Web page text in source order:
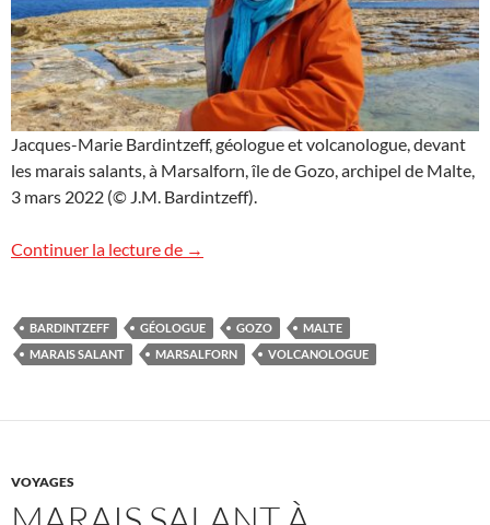
Jacques-Marie Bardintzeff, géologue et volcanologue, devant
les marais salants, à Marsalforn, île de Gozo, archipel de Malte,
3 mars 2022 (© J.M. Bardintzeff).
Continuer la lecture de À Marsalforn dans l’île de Gozo
→
BARDINTZEFF GÉOLOGUE GOZO
MALTE
MARAIS SALANT
MARSALFORN VOLCANOLOGUE
VOYAGES